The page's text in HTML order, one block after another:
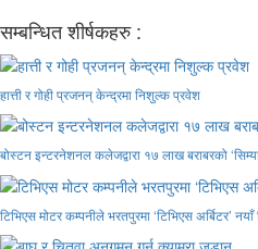
सम्बन्धित शीर्षकहरु :
हात्ती र गोही प्रजनन् केन्द्रमा निशुल्क प्रवेश
बोस्टन इन्टरनेशनल कलेजद्वारा १७ लाख बराबरको
टिभिएस मोटर कम्पनीले भरतपुरमा ‘टिभिएस अर्बिटर’